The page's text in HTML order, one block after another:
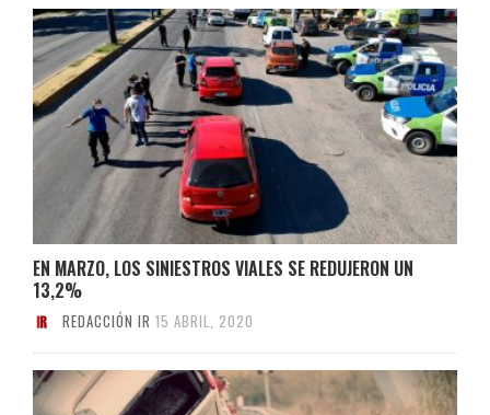
EN MARZO, LOS SINIESTROS VIALES SE REDUJERON UN
13,2%
REDACCIÓN IR 15 ABRIL, 2020